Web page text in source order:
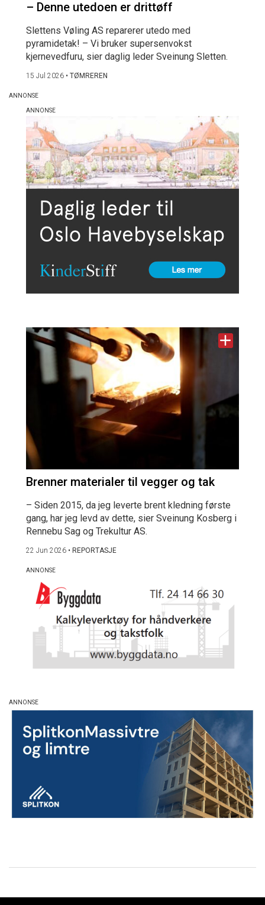
– Denne utedoen er drittøff
Slettens Vøling AS reparerer utedo med
pyramidetak! – Vi bruker supersenvokst
kjernevedfuru, sier daglig leder Sveinung Sletten.
15 Jul 2026 • TØMREREN
Brenner materialer til vegger og tak
– Siden 2015, da jeg leverte brent kledning første
gang, har jeg levd av dette, sier Sveinung Kosberg i
Rennebu Sag og Trekultur AS.
22 Jun 2026 • REPORTASJE